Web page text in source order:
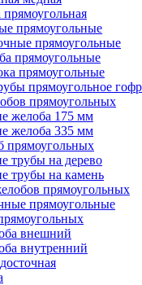
прямоугольные
прямоугольные
прямоугольные
прямоугольные
прямоугольное
прямоугольных
желоба 175 мм
желоба 335 мм
прямоугольных
трубы на дерево
трубы на камень
прямоугольных
прямоугольные
внешний
внутренний